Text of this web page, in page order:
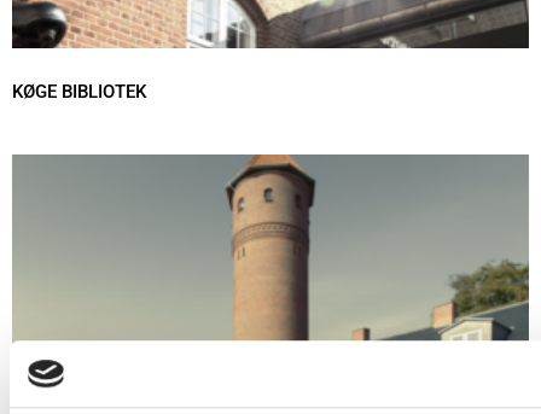
KØGE BIBLIOTEK